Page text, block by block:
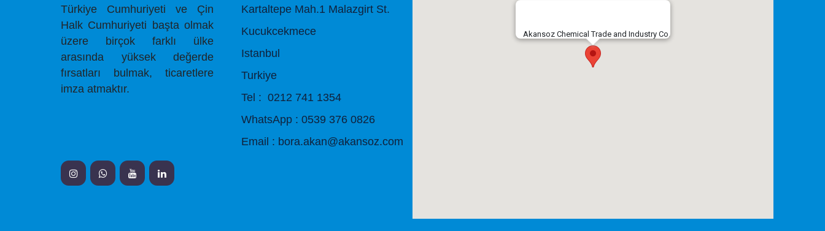
Türkiye Cumhuriyeti ve Çin
Halk Cumhuriyeti başta olmak
üzere birçok farklı ülke
arasında yüksek değerde
fırsatları bulmak, ticaretlere
imza atmaktır.
Kartaltepe Mah.1 Malazgirt St.
Kucukcekmece
Istanbul
Turkiye
Tel : 0212 741 1354
WhatsApp : 0539 376 0826
Email : bora.akan@akansoz.com
Akansoz Chemical Trade and Industry Co.